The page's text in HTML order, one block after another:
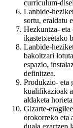
curriculum-
Lanbide-
sortu, eraldatu
Hezkuntza-
ikastetxeetako
Lanbide-
bakoitzari
espazio,
definitzea.
Produkzio- eta
kualifikazioak
aldaketa
Gizarte-
orokorreko eta
duala ezartzen